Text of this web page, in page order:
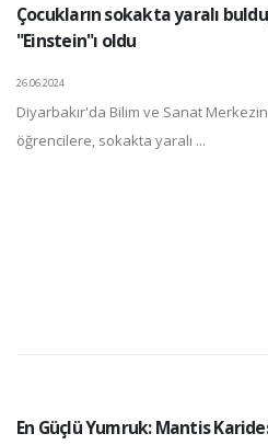
Çocukların sokakta yaralı
"Einstein"ı oldu
26.06.2024
Diyarbakır'da Bilim ve Sanat
öğrencilere, sokakta yaralı ...
En Güçlü Yumruk: Mantis